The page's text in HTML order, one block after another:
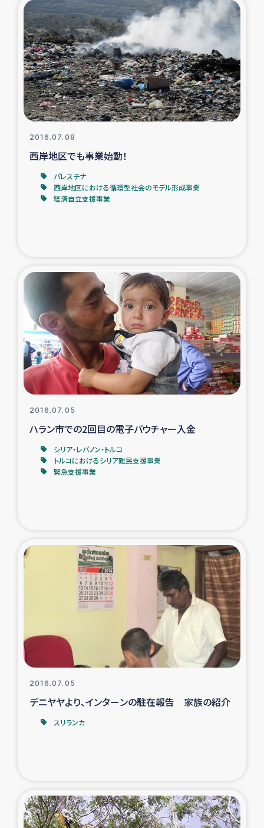
トルコ・シリア地震被災者支援
デニヤヤ小規模紅茶農家支援
コーヒー生産者支援
アイナロ県マウベシ郡でのコーヒー畑改善事業
ベイルート大規模爆発被災者支援
2016.07.08
西岸地区でも事業始動！
パレスチナ
西岸地区における循環型社会のモデル形成事業
経済自立支援事業
2016.07.05
ハラン市での2回目の電子バウチャー入金
シリア・レバノン・トルコ
トルコにおけるシリア難民支援事業
緊急支援事業
2016.07.05
デニヤヤより、インターンの駐在報告 家族の紹介
スリランカ